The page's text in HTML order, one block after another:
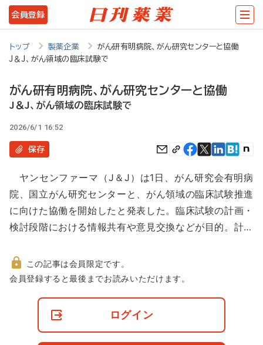
メ
イ
ツ
に
動
会員登録
トップ 製薬企業
がん研有明病院、がん研究センターと協働
J＆J、がん領域の臨床試験で
がん研有明病院、がん研究センターと協働
J＆J、がん領域の臨床試験で
2026/6/1 16:52
保存
ヤンセンファーマ（J＆J）は1日、がん研究会有明病
院、国立がん研究センターと、がん領域の臨床試験推進
に向けた協働を開始したと発表した。臨床試験の計画・
検討段階における情報共有や意見交換などが目的。計…
非
この記事は会員限定です。
会員登録すると最後までお読みいただけます。
ログイン